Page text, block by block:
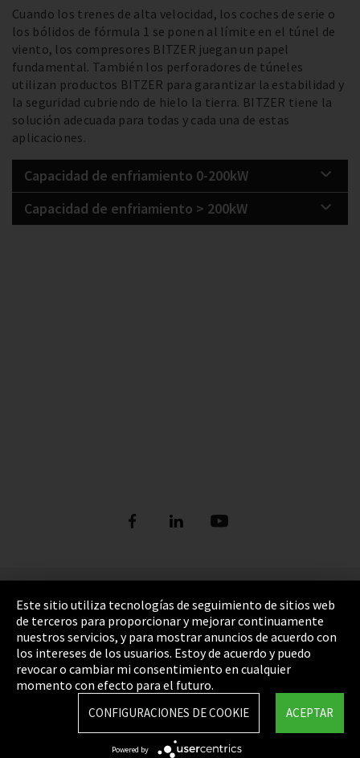
Cuando los trenes de alta velocidad, los coches de serie o
los bólidos de fórmula 1 se ponen al límite en el túnel de
viento, los compresores BITZER juegan un papel
fundamental. También los perforadores de túneles
utilizan productos BITZER para garantizar la estabilidad y
la seguridad cubriendo de hielo la tierra. BITZER tiene la
solución adecuada para todas y cada una de estas
aplicaciones.
Capacidad de enfriamiento 0-200kW
Capacidad de enfriamiento > 200kW
Pie de imprenta
Política de privacidad
Cookie Settings
Términos y Condiciones
Mapa del sitio
Integrity Line
Este sitio utiliza tecnologías de seguimiento de sitios web
de terceros para proporcionar y mejorar continuamente
nuestros servicios, y para mostrar anuncios de acuerdo con
los intereses de los usuarios. Estoy de acuerdo y puedo
revocar o cambiar mi consentimiento en cualquier
momento con efecto para el futuro.
ACEPTAR
CONFIGURACIONES DE COOKIE
Powered by